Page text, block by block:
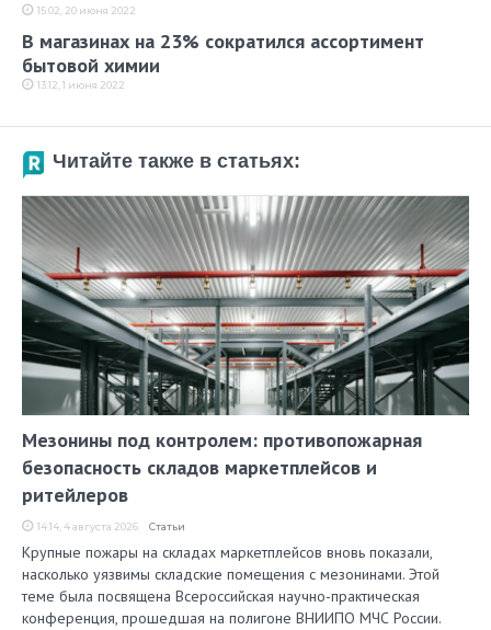
15:02, 20 июня 2022
В магазинах на 23% сократился ассортимент
бытовой химии
13:12, 1 июня 2022
Читайте также в статьях:
Мезонины под контролем: противопожарная
безопасность складов маркетплейсов и
ритейлеров
14:14, 4 августа 2026 Статьи
Крупные пожары на складах маркетплейсов вновь показали,
насколько уязвимы складские помещения с мезонинами. Этой
теме была посвящена Всероссийская научно-практическая
конференция, прошедшая на полигоне ВНИИПО МЧС России.